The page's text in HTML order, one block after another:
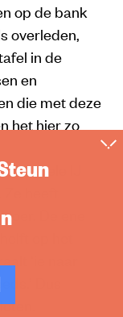
op de bank
overleden,
in de
en
die met deze
het hier zo
het hele IJ
heeft
De ene
op het
Dus